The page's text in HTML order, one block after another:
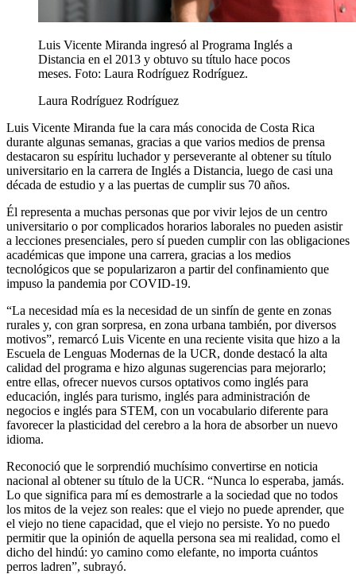
Luis Vicente Miranda ingresó al Programa Inglés a
Distancia en el 2013 y obtuvo su título hace pocos
meses. Foto: Laura Rodríguez Rodríguez.
Laura Rodríguez Rodríguez
Luis Vicente Miranda fue la cara más conocida de Costa Rica
durante algunas semanas, gracias a que varios medios de prensa
destacaron su espíritu luchador y perseverante al obtener su título
universitario en la carrera de Inglés a Distancia, luego de casi una
década de estudio y a las puertas de cumplir sus 70 años.
Él representa a muchas personas que por vivir lejos de un centro
universitario o por complicados horarios laborales no pueden asistir
a lecciones presenciales, pero sí pueden cumplir con las obligaciones
académicas que impone una carrera, gracias a los medios
tecnológicos que se popularizaron a partir del confinamiento que
impuso la pandemia por COVID-19.
“La necesidad mía es la necesidad de un sinfín de gente en zonas
rurales y, con gran sorpresa, en zona urbana también, por diversos
motivos”, remarcó Luis Vicente en una reciente visita que hizo a la
Escuela de Lenguas Modernas de la UCR, donde destacó la alta
calidad del programa e hizo algunas sugerencias para mejorarlo;
entre ellas, ofrecer nuevos cursos optativos como inglés para
educación, inglés para turismo, inglés para administración de
negocios e inglés para STEM, con un vocabulario diferente para
favorecer la plasticidad del cerebro a la hora de absorber un nuevo
idioma.
Reconoció que le sorprendió muchísimo convertirse en noticia
nacional al obtener su título de la UCR. “Nunca lo esperaba, jamás.
Lo que significa para mí es demostrarle a la sociedad que no todos
los mitos de la vejez son reales: que el viejo no puede aprender, que
el viejo no tiene capacidad, que el viejo no persiste. Yo no puedo
permitir que la opinión de aquella persona sea mi realidad, como el
dicho del hindú: yo camino como elefante, no importa cuántos
perros ladren”, subrayó.